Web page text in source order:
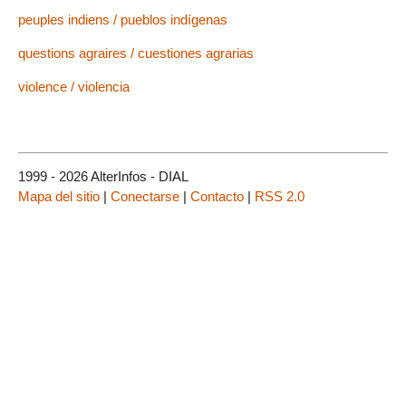
peuples indiens / pueblos indígenas
questions agraires / cuestiones agrarias
violence / violencia
1999 - 2026 AlterInfos - DIAL
Mapa del sitio | Conectarse | Contacto | RSS 2.0